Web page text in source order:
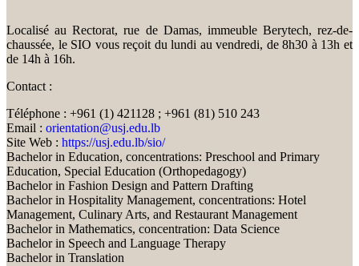
Localisé au Rectorat, rue de Damas, immeuble Berytech, rez-de-
chaussée, le SIO vous reçoit du lundi au vendredi, de 8h30 à 13h et
de 14h à 16h.
Contact :
Téléphone : +961 (1) 421128 ; +961 (81) 510 243
Email : orientation@usj.edu.lb
Site Web : https://usj.edu.lb/sio/
Bachelor in Education, concentrations: Preschool and Primary
Education, Special Education (Orthopedagogy)
Bachelor in Fashion Design and Pattern Drafting
Bachelor in Hospitality Management, concentrations: Hotel
Management, Culinary Arts, and Restaurant Management
Bachelor in Mathematics, concentration: Data Science
Bachelor in Speech and Language Therapy
Bachelor in Translation